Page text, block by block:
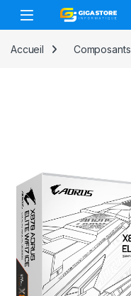
Skip to navigation
Skip to content
Accueil Composants